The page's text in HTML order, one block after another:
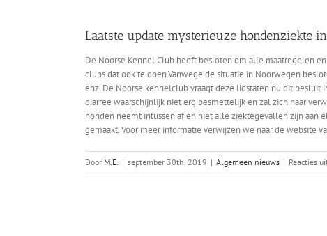
Laatste update mysterieuze hondenziekte
De Noorse Kennel Club heeft besloten om alle maatregelen
clubs dat ook te doen.Vanwege de situatie in Noorwegen
enz. De Noorse kennelclub vraagt deze lidstaten nu dit
diarree waarschijnlijk niet erg besmettelijk en zal zich naar
honden neemt intussen af en niet alle ziektegevallen zijn aan
gemaakt. Voor meer informatie verwijzen we naar de website
Door M.E. | september 30th, 2019 | Algemeen nieuws | Reacties